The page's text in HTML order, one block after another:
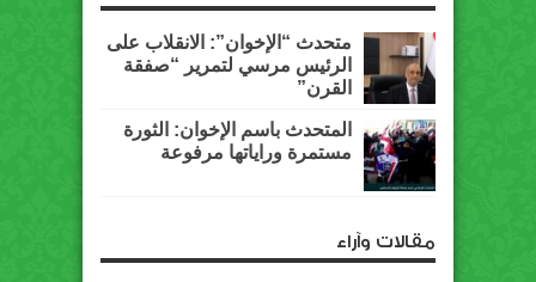
متحدث “الإخوان”: الانقلاب على
الرئيس مرسي لتمرير “صفقة
القرن”
المتحدث باسم الإخوان: الثورة
مستمرة وراياتها مرفوعة
مقالات وآراء